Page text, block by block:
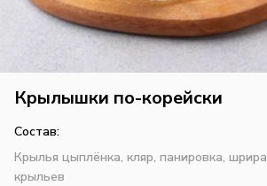
Крылышки по-корейски
Состав:
Крылья цыплёнка, кляр, панировка,
крыльев